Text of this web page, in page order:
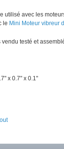
utilisé avec les
le Mini Moteur vibreur
testé et
x 0.7" x 0.1"